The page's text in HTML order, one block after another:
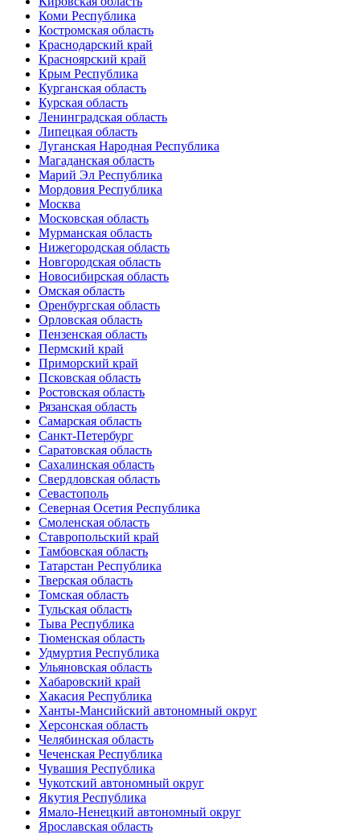
Коми Республика
Костромская область
Краснодарский край
Красноярский край
Крым Республика
Курганская область
Курская область
Ленинградская область
Липецкая область
Луганская Народная Республика
Магаданская область
Марий Эл Республика
Мордовия Республика
Москва
Московская область
Мурманская область
Нижегородская область
Новгородская область
Новосибирская область
Омская область
Оренбургская область
Орловская область
Пензенская область
Пермский край
Приморский край
Псковская область
Ростовская область
Рязанская область
Самарская область
Санкт-Петербург
Саратовская область
Сахалинская область
Свердловская область
Севастополь
Северная Осетия Республика
Смоленская область
Ставропольский край
Тамбовская область
Татарстан Республика
Тверская область
Томская область
Тульская область
Тыва Республика
Тюменская область
Удмуртия Республика
Ульяновская область
Хабаровский край
Хакасия Республика
Ханты-Мансийский автономный округ
Херсонская область
Челябинская область
Чеченская Республика
Чувашия Республика
Чукотский автономный округ
Якутия Республика
Ямало-Ненецкий автономный округ
Ярославская область